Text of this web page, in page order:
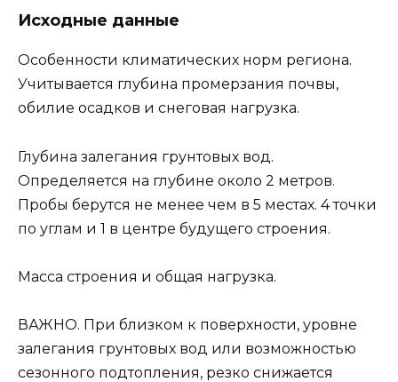
Исходные данные
Особенности климатических норм региона.
Учитывается глубина промерзания почвы,
обилие осадков и снеговая нагрузка.
Глубина залегания грунтовых вод.
Определяется на глубине около 2 метров.
Пробы берутся не менее чем в 5 местах. 4 точки
по углам и 1 в центре будущего строения.
Масса строения и общая нагрузка.
ВАЖНО. При близком к поверхности, уровне
залегания грунтовых вод или возможностью
сезонного подтопления, резко снижается